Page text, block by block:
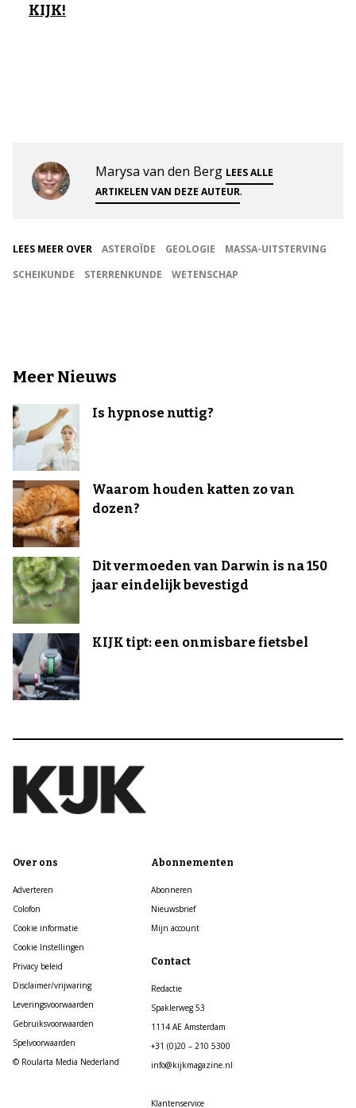
KIJK!
Marysa van den Berg LEES ALLE
ARTIKELEN VAN DEZE AUTEUR.
LEES MEER OVER ASTEROÏDE GEOLOGIE
MASSA-UITSTERVING
SCHEIKUNDE
STERRENKUNDE WETENSCHAP
Meer Nieuws
Is hypnose nuttig?
Waarom houden katten zo van
dozen?
Dit vermoeden van Darwin is na 150
jaar eindelijk bevestigd
KIJK tipt: een onmisbare fietsbel
Over ons
Adverteren
Colofon
Cookie informatie
Cookie Instellingen
Privacy beleid
Disclaimer/vrijwaring
Leveringsvoorwaarden
Gebruiksvoorwaarden
Spelvoorwaarden
© Roularta Media Nederland
Abonnementen
Abonneren
Nieuwsbrief
Mijn account
Contact
Redactie
Spaklerweg 53
1114 AE Amsterdam
+31 (0)20 – 210 5300
info@kijkmagazine.nl
Klantenservice